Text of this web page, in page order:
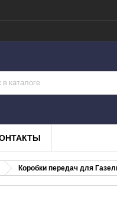
Коробки передач для